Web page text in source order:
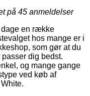
på 45 anmeldelser
dage en række
hos mange er i
som gør at du
dig bedst.
og mange gange
ved køb af